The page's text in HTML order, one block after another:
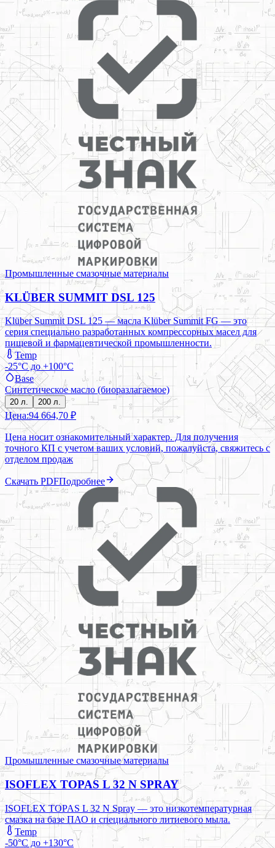
Промышленные смазочные материалы
KLÜBER SUMMIT DSL 125
Klüber Summit DSL 125 — масла Klüber Summit FG — это
серия специально разработанных компрессорных масел для
пищевой и фармацевтической промышленности.
Temp
-25°C до +100°C
Base
Синтетическое масло (биоразлагаемое)
20 л. 200 л.
Цена:94 664,70 ₽
Цена носит ознакомительный характер. Для получения
точного КП с учетом ваших условий, пожалуйста, свяжитесь с
отделом продаж
Скачать PDFПодробнее
Промышленные смазочные материалы
ISOFLEX TOPAS L 32 N SPRAY
ISOFLEX TOPAS L 32 N Spray — это низкотемпературная
смазка на базе ПАО и специального литиевого мыла.
Temp
-50°C до +130°C